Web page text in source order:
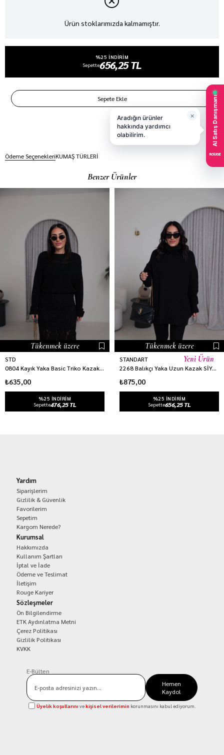
Ürün stoklarımızda kalmamıştır.
%25 INDIRIM
Sepette656,25 TL
Ödeme SeçenekleriKUMAŞ TÜRLERİ
Benzer Ürünler
Tükenmek üzere
STD
0804 Kayık Yaka Basic Triko Kazak SİYAH
₺635,00
%25 INDIRIM
Sepette476,25 TL
Tükenmek üzere
STANDART
2268 Balıkçı Yaka Uzun Kazak SİYAH
₺875,00
%25 INDIRIM
Sepette656,25 TL
Yeni Ürün
Yardım
Siparişlerim
Gizlilik & Güvenlik
Favorilerim
Sepetim
Kargom Nerede?
Kurumsal
Hakkımızda
Kullanım Şartları
İptal ve İade
Ödeme ve Teslimat
İletişim
Rouge Kariyer
Sözleşmeler
Ön Bilgilendirme
ETK Aydınlatma Metni
Çerez Politikası
Gizlilik Politikası
KVKK
E-Bülten
Hemen
Kaydol
Üyelik koşullarını vekişisel verilerimin korunmasını kabul ediyorum.